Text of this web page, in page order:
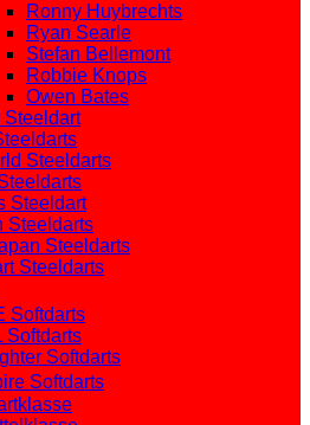
Ronny Huybrechts
Ryan Searle
Stefan Bellemont
Robbie Knops
Owen Bates
Steeldart
Steeldarts
Steeldart
Steeldarts
Steeldarts
Steeldarts
Softdarts
Softdarts
Softdarts
Softdarts